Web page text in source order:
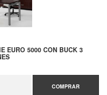
EURO 5000 CON BUCK 3
COMPRAR